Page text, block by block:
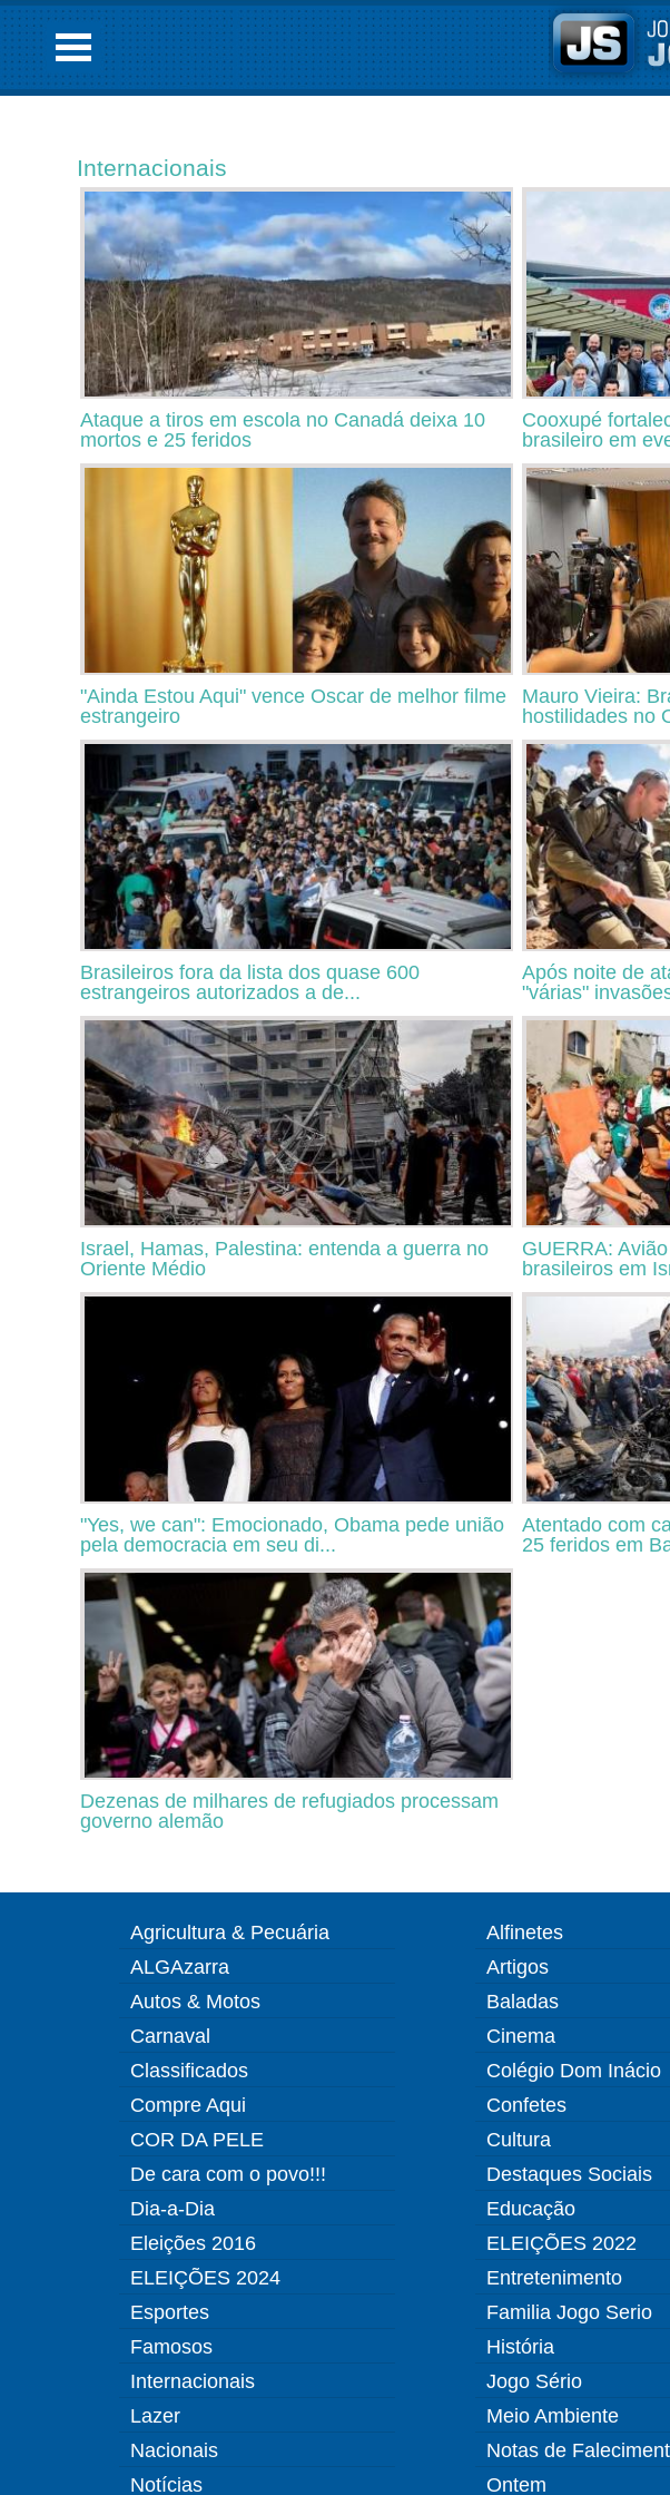
Internacionais
Ataque a tiros em escola no Canadá deixa 10
mortos e 25 feridos
Cooxupé
brasileiro em
"Ainda Estou Aqui" vence Oscar de melhor filme
estrangeiro
Mauro Vieira:
hostilidades no
Brasileiros fora da lista dos quase 600
estrangeiros autorizados a de...
Após noite de
"várias"
Israel, Hamas, Palestina: entenda a guerra no
Oriente Médio
GUERRA:
brasileiros em
"Yes, we can": Emocionado, Obama pede união
pela democracia em seu di...
Atentado com
25 feridos em
Dezenas de milhares de refugiados processam
governo alemão
Agricultura & Pecuária
ALGAzarra
Autos & Motos
Carnaval
Classificados
Compre Aqui
COR DA PELE
De cara com o povo!!!
Dia-a-Dia
Eleições 2016
ELEIÇÕES 2024
Esportes
Famosos
Internacionais
Lazer
Nacionais
Notícias
Alfinetes
Artigos
Baladas
Cinema
Colégio Dom Inácio
Confetes
Cultura
Destaques Sociais
Educação
ELEIÇÕES 2022
Entretenimento
Familia Jogo Serio
História
Jogo Sério
Meio Ambiente
Notas de
Ontem